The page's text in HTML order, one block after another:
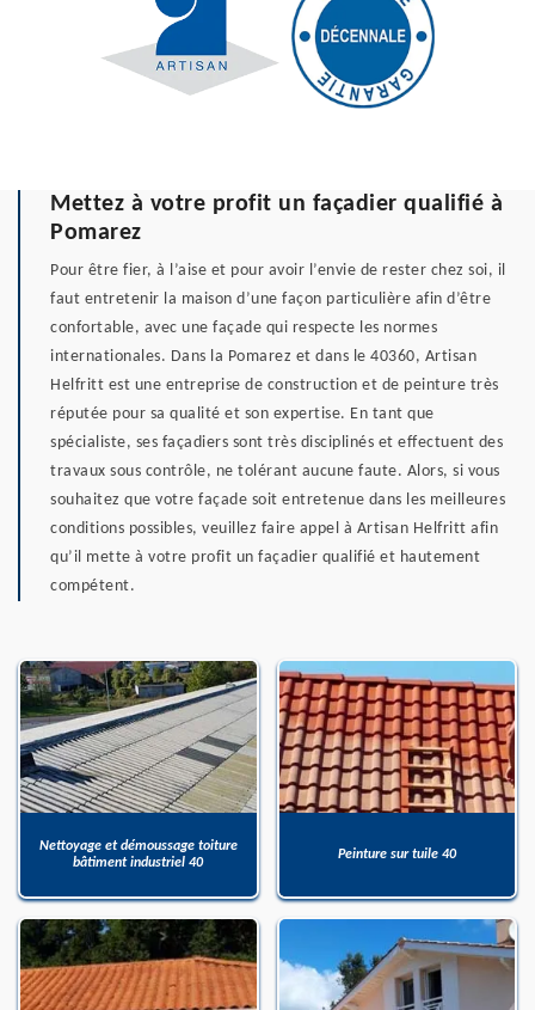
Mettez à votre profit un façadier qualifié à
Pomarez
Pour être fier, à l’aise et pour avoir l’envie de rester chez soi, il
faut entretenir la maison d’une façon particulière afin d’être
confortable, avec une façade qui respecte les normes
internationales. Dans la Pomarez et dans le 40360, Artisan
Helfritt est une entreprise de construction et de peinture très
réputée pour sa qualité et son expertise. En tant que
spécialiste, ses façadiers sont très disciplinés et effectuent des
travaux sous contrôle, ne tolérant aucune faute. Alors, si vous
souhaitez que votre façade soit entretenue dans les meilleures
conditions possibles, veuillez faire appel à Artisan Helfritt afin
qu’il mette à votre profit un façadier qualifié et hautement
compétent.
Nettoyage et démoussage toiture
bâtiment industriel 40
Peinture sur tuile 40